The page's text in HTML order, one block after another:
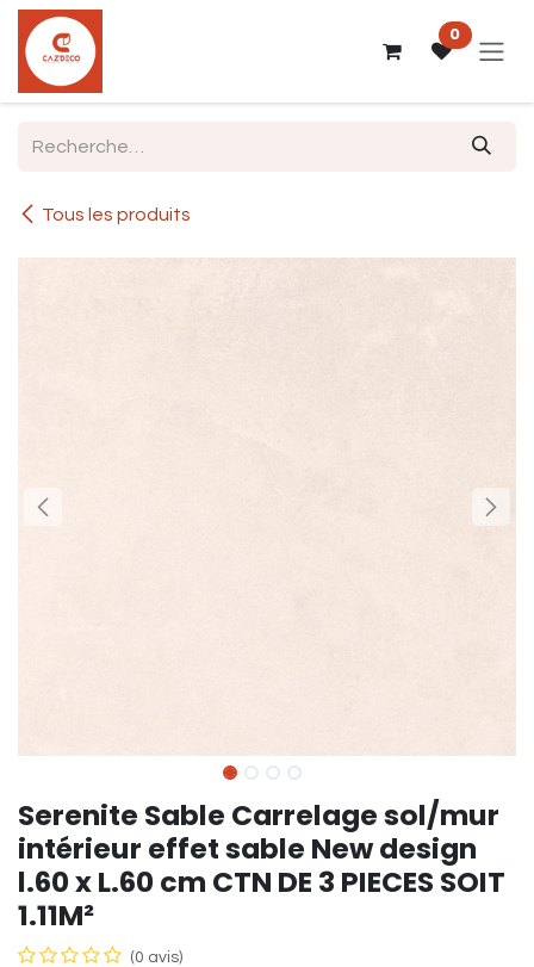
Se rendre au contenu
0
Tous les produits
Serenite Sable Carrelage sol/mur
intérieur effet sable New design
l.60 x L.60 cm CTN DE 3 PIECES SOIT
1.11M²
(0 avis)